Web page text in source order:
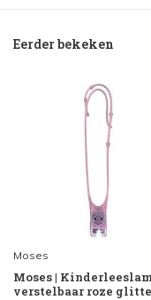
Eerder bekeken
Moses
Moses |
verstelbaar roze